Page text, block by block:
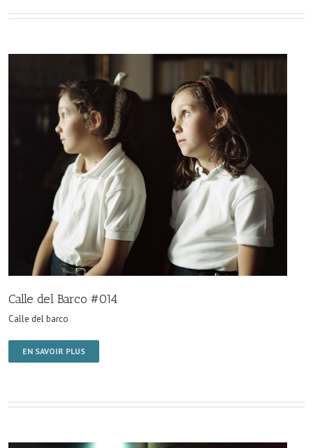
Calle del Barco #014
Calle del barco
EN SAVOIR PLUS